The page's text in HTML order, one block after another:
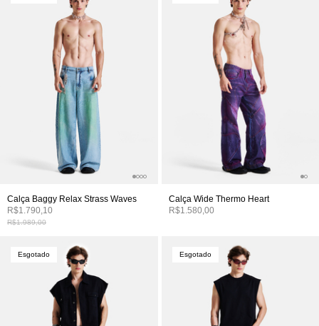
Calça Baggy Relax Strass Waves
R$1.790,10
R$1.989,00
Calça Wide Thermo Heart
R$1.580,00
Esgotado Esgotado